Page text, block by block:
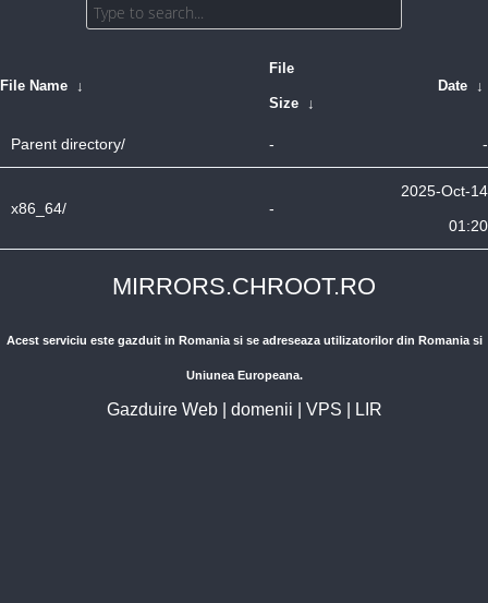
File Name ↓
File
Size ↓
Date ↓
Parent directory/ - -
x86_64/ -
2025-Oct-14
01:20
MIRRORS.CHROOT.RO
Acest serviciu este gazduit in Romania si se adreseaza utilizatorilor din Romania si
Uniunea Europeana.
Gazduire Web| domenii VPS LIR